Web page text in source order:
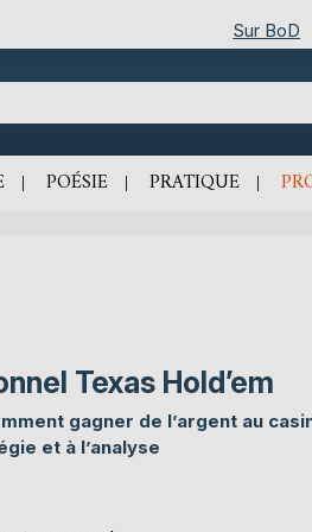
Sur BoD
POÉSIE PRATIQUE
Texas Hold’em
gagner de l’argent au
et à l’analyse